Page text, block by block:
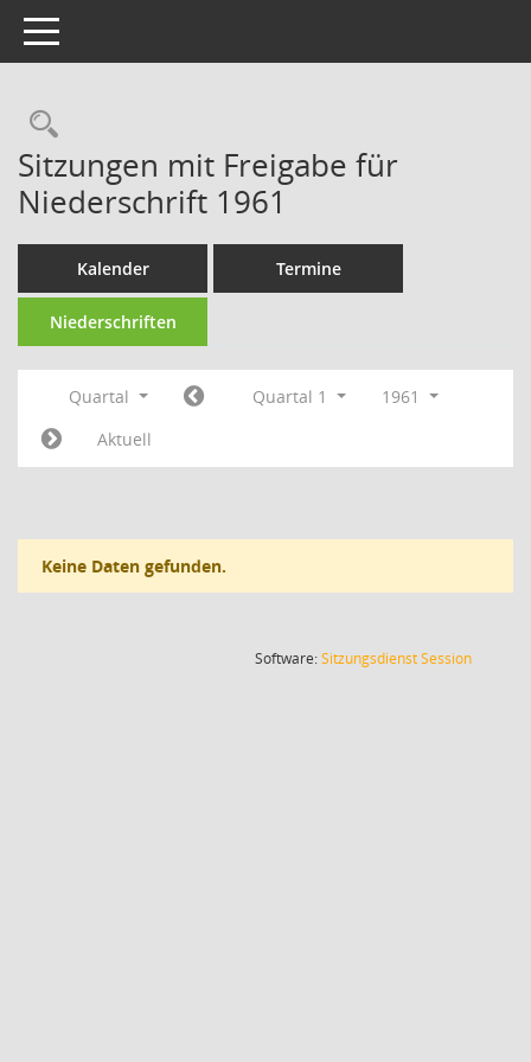
Toggle navigation
Rechercheauswahl
Sitzungen mit Freigabe für
Niederschrift 1961
Kalender Termine
Niederschriften
Quartal Quartal 1
1961
Aktuell
Keine Daten gefunden.
Software:SitzungsdienstSession(Wird in